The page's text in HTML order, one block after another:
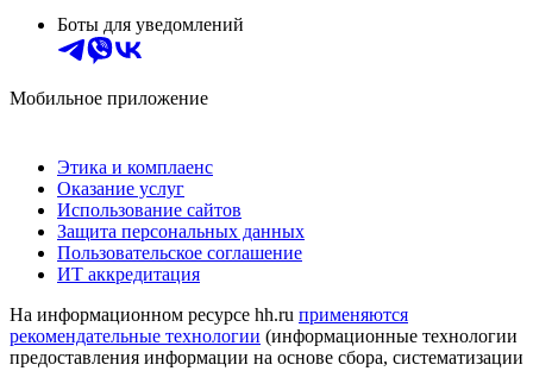
Боты для уведомлений
Мобильное приложение
Этика и комплаенс
Оказание услуг
Использование сайтов
Защита персональных данных
Пользовательское соглашение
ИТ аккредитация
На информационном ресурсе hh.ru применяются
рекомендательные технологии (информационные технологии
предоставления информации на основе сбора, систематизации